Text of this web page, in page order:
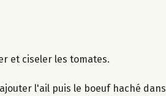
et ciseler les tomates.
l'ail puis le boeuf haché dans